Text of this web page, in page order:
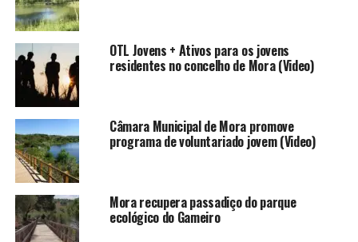
OTL Jovens + Ativos para os jovens
residentes no concelho de Mora (Video)
Câmara Municipal de Mora promove
programa de voluntariado jovem (Video)
Mora recupera passadiço do parque
ecológico do Gameiro